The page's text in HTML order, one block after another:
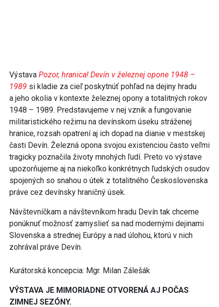
Výstava Pozor, hranica! Devín v železnej opone 1948 –
1989 si kladie za cieľ poskytnúť pohľad na dejiny hradu
a jeho okolia v kontexte železnej opony a totalitných rokov
1948 – 1989. Predstavujeme v nej vznik a fungovanie
militaristického režimu na devínskom úseku stráženej
hranice, rozsah opatrení aj ich dopad na dianie v mestskej
časti Devín. Železná opona svojou existenciou často veľmi
tragicky poznačila životy mnohých ľudí. Preto vo výstave
upozorňujeme aj na niekoľko konkrétnych ľudských osudov
spojených so snahou o útek z totalitného Československa
práve cez devínsky hraničný úsek.
Návštevníčkam a návštevníkom hradu Devín tak chceme
ponúknuť možnosť zamyslieť sa nad modernými dejinami
Slovenska a strednej Európy a nad úlohou, ktorú v nich
zohrával práve Devín.
Kurátorská koncepcia: Mgr. Milan Zálešák
VÝSTAVA JE MIMORIADNE OTVORENÁ AJ POČAS
ZIMNEJ SEZÓNY.